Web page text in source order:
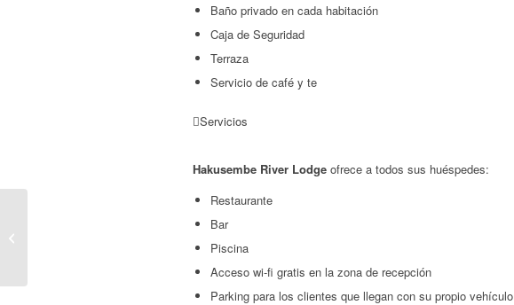
Baño privado en cada habitación
Caja de Seguridad
Terraza
Servicio de café y te
Servicios
Hakusembe River Lodge ofrece a todos sus huéspedes:
Restaurante
Bar
Piscina
Acceso wi-fi gratis en la zona de recepción
Parking para los clientes que llegan con su propio vehículo